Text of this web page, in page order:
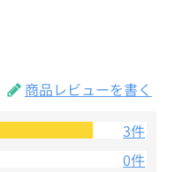
商品レビューを書く
3件
0件